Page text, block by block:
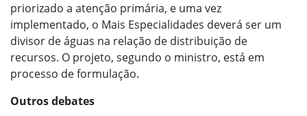
priorizado a atenção primária, e uma vez
implementado, o Mais Especialidades deverá ser um
divisor de águas na relação de distribuição de
recursos. O projeto, segundo o ministro, está em
processo de formulação.
Outros debates